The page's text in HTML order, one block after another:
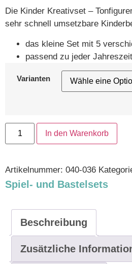
Die Kinder Kreativset –
sehr schnell umsetzbare
das kleine Set mit 5
passend zu jeder Jahreszeit
Varianten
In den Warenkorb
Artikelnummer: 040-036
Spiel- und Bastelsets
Beschreibung
Zusätzliche